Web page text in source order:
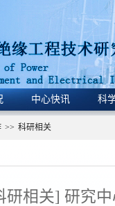
中心快讯 科
>> 科研相关
研相关] 研究